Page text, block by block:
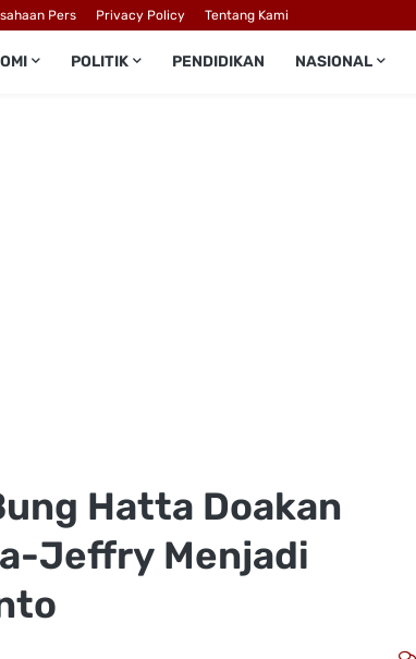
Pers Privacy Policy Tentang Kami
POLITIK PENDIDIKAN NASIONAL
Hatta Doakan
Jeffry Menjadi